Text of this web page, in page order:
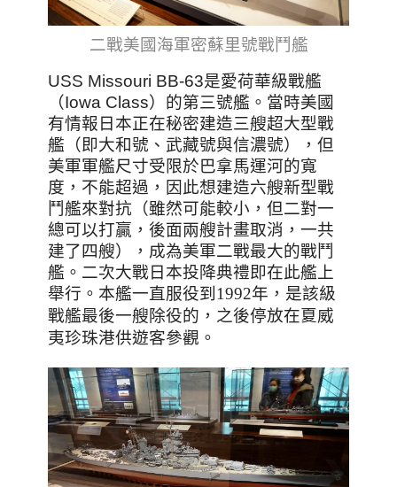
二戰美國海軍密蘇里號戰鬥艦
USS Missouri BB-63是愛荷華級戰艦
（Iowa Class）的第三號艦。當時美國
有情報日本正在秘密建造三艘超大型戰
艦（即大和號、武藏號與信濃號），但
美軍軍艦尺寸受限於巴拿馬運河的寬
度，不能超過，因此想建造六艘新型戰
鬥艦來對抗（雖然可能較小，但二對一
總可以打贏，後面兩艘計畫取消，一共
建了四艘），成為美軍二戰最大的戰鬥
艦。 二次大戰日本投降典禮即在此艦上
舉行 。本艦一直服役到1992年，是該級
戰艦最後一艘除役的，之後停放在夏威
夷珍珠港供遊客參觀 。